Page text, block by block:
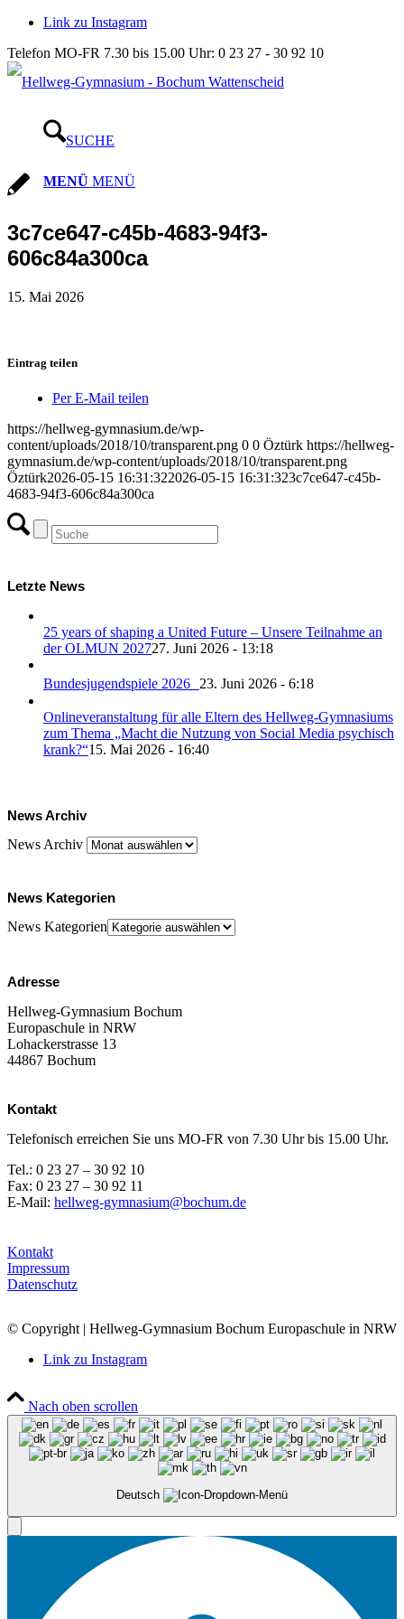
Link zu Instagram
Telefon MO-FR 7.30 bis 15.00 Uhr: 0 23 27 - 30 92 10
SUCHE
MENÜ MENÜ
3c7ce647-c45b-4683-94f3-
606c84a300ca
15. Mai 2026
Eintrag teilen
Per E-Mail teilen
https://hellweg-gymnasium.de/wp-
content/uploads/2018/10/transparent.png 0 0 Öztürk https://hellweg-
gymnasium.de/wp-content/uploads/2018/10/transparent.png
Öztürk2026-05-15 16:31:322026-05-15 16:31:323c7ce647-c45b-
4683-94f3-606c84a300ca
Letzte News
25 years of shaping a United Future – Unsere Teilnahme an
der OLMUN 202727. Juni 2026 - 13:18
Bundesjugendspiele 2026 23. Juni 2026 - 6:18
Onlineveranstaltung für alle Eltern des Hellweg-Gymnasiums
zum Thema „Macht die Nutzung von Social Media psychisch
krank?“15. Mai 2026 - 16:40
News Archiv
News Archiv
News Kategorien
News Kategorien
Adresse
Hellweg-Gymnasium Bochum
Europaschule in NRW
Lohackerstrasse 13
44867 Bochum
Kontakt
Telefonisch erreichen Sie uns MO-FR von 7.30 Uhr bis 15.00 Uhr.
Tel.: 0 23 27 – 30 92 10
Fax: 0 23 27 – 30 92 11
E-Mail: hellweg-gymnasium@bochum.de
Kontakt
Impressum
Datenschutz
© Copyright | Hellweg-Gymnasium Bochum Europaschule in NRW
Link zu Instagram
Nach oben scrollen
Deutsch